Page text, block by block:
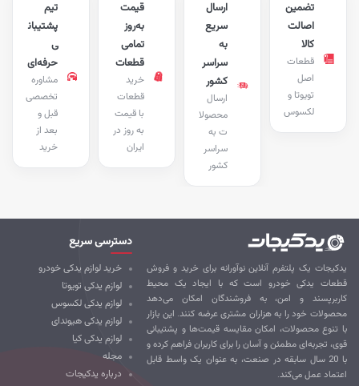
پشتیبان
حرفه‌ای
مشاوره
تخصصی
قبل و
بعد از
خرید
قیمت
به‌روز
تمامی
قطعات
خرید
قطعات
با قیمت
به روز در
ایران
ارسال
سریع
سراسر
کشور
ارسال
محصولا
ت به
سراسر
کشور
تضمین
اصالت
قطعات
تویوتا و
لکسوس
یک پلتفرم آنلاین نوآورانه برای خرید و فروش
یدکی خودرو است که با ایجاد یک محیط
و امن، به فروشندگان امکان می‌دهد
خود را به هزاران مشتری عرضه کنند. این بازار
تنوع محصولات، امکان مقایسه قیمت‌ها و پشتیبانی
تجربه‌ای مطمئن و آسان را برای کاربران فراهم کرده و
با 20 سال سابقه در صنعت، به عنوان یک واسط قابل
عمل می‌کند.
دسترسی سریع
خرید لوازم یدکی خودرو
لوازم یدکی تویوتا
لوازم یدکی لکسوس
لوازم یدکی هیوندای
لوازم یدکی کیا
مجله
درباره یدکیجات